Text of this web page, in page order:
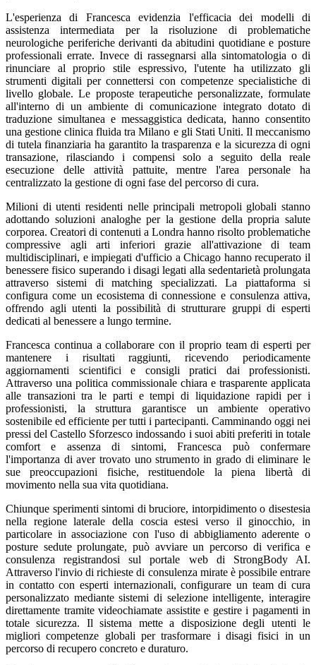
L'esperienza di Francesca evidenzia l'efficacia dei modelli di
assistenza intermediata per la risoluzione di problematiche
neurologiche periferiche derivanti da abitudini quotidiane e posture
professionali errate. Invece di rassegnarsi alla sintomatologia o di
rinunciare al proprio stile espressivo, l'utente ha utilizzato gli
strumenti digitali per connettersi con competenze specialistiche di
livello globale. Le proposte terapeutiche personalizzate, formulate
all'interno di un ambiente di comunicazione integrato dotato di
traduzione simultanea e messaggistica dedicata, hanno consentito
una gestione clinica fluida tra Milano e gli Stati Uniti. Il meccanismo
di tutela finanziaria ha garantito la trasparenza e la sicurezza di ogni
transazione, rilasciando i compensi solo a seguito della reale
esecuzione delle attività pattuite, mentre l'area personale ha
centralizzato la gestione di ogni fase del percorso di cura.
Milioni di utenti residenti nelle principali metropoli globali stanno
adottando soluzioni analoghe per la gestione della propria salute
corporea. Creatori di contenuti a Londra hanno risolto problematiche
compressive agli arti inferiori grazie all'attivazione di team
multidisciplinari, e impiegati d'ufficio a Chicago hanno recuperato il
benessere fisico superando i disagi legati alla sedentarietà prolungata
attraverso sistemi di matching specializzati. La piattaforma si
configura come un ecosistema di connessione e consulenza attiva,
offrendo agli utenti la possibilità di strutturare gruppi di esperti
dedicati al benessere a lungo termine.
Francesca continua a collaborare con il proprio team di esperti per
mantenere i risultati raggiunti, ricevendo periodicamente
aggiornamenti scientifici e consigli pratici dai professionisti.
Attraverso una politica commissionale chiara e trasparente applicata
alle transazioni tra le parti e tempi di liquidazione rapidi per i
professionisti, la struttura garantisce un ambiente operativo
sostenibile ed efficiente per tutti i partecipanti. Camminando oggi nei
pressi del Castello Sforzesco indossando i suoi abiti preferiti in totale
comfort e assenza di sintomi, Francesca può confermare
l'importanza di aver trovato uno strumento in grado di eliminare le
sue preoccupazioni fisiche, restituendole la piena libertà di
movimento nella sua vita quotidiana.
Chiunque sperimenti sintomi di bruciore, intorpidimento o disestesia
nella regione laterale della coscia estesi verso il ginocchio, in
particolare in associazione con l'uso di abbigliamento aderente o
posture sedute prolungate, può avviare un percorso di verifica e
consulenza registrandosi sul portale web di StrongBody AI.
Attraverso l'invio di richieste di consulenza mirate è possibile entrare
in contatto con esperti internazionali, configurare un team di cura
personalizzato mediante sistemi di selezione intelligente, interagire
direttamente tramite videochiamate assistite e gestire i pagamenti in
totale sicurezza. Il sistema mette a disposizione degli utenti le
migliori competenze globali per trasformare i disagi fisici in un
percorso di recupero concreto e duraturo.